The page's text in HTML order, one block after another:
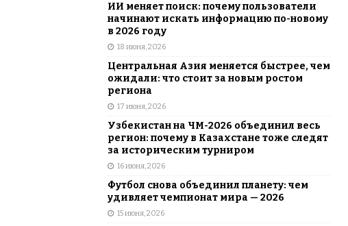
ИИ меняет поиск: почему пользователи
начинают искать информацию по-новому
в 2026 году
18 июня, 2026
Центральная Азия меняется быстрее, чем
ожидали: что стоит за новым ростом
региона
17 июня, 2026
Узбекистан на ЧМ-2026 объединил весь
регион: почему в Казахстане тоже следят
за историческим турниром
16 июня, 2026
Футбол снова объединил планету: чем
удивляет чемпионат мира — 2026
15 июня, 2026